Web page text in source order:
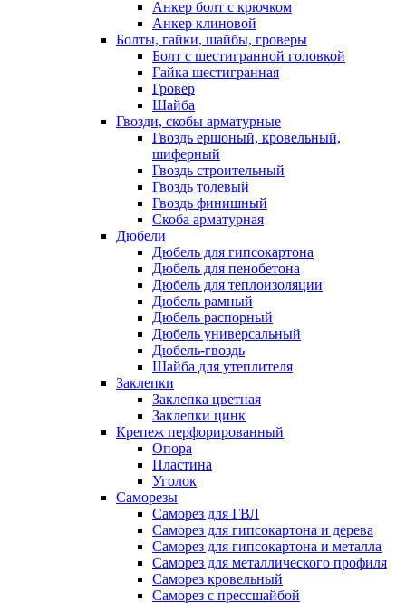
Анкер болт с крючком
Анкер клиновой
Болты, гайки, шайбы, гроверы
Болт c шестигранной головкой
Гайка шестигранная
Гровер
Шайба
Гвозди, скобы арматурные
Гвоздь ершоный, кровельный,
шиферный
Гвоздь строительный
Гвоздь толевый
Гвоздь финишный
Скоба арматурная
Дюбели
Дюбель для гипсокартона
Дюбель для пенобетона
Дюбель для теплоизоляции
Дюбель рамный
Дюбель распорный
Дюбель универсальный
Дюбель-гвоздь
Шайба для утеплителя
Заклепки
Заклепка цветная
Заклепки цинк
Крепеж перфорированный
Опора
Пластина
Уголок
Саморезы
Саморез для ГВЛ
Саморез для гипсокартона и дерева
Саморез для гипсокартона и металла
Саморез для металлического профиля
Саморез кровельный
Саморез с прессшайбой